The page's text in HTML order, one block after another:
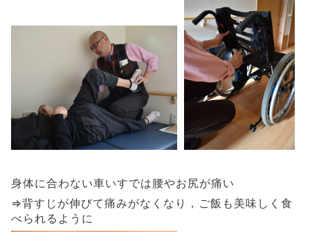
身体に合わない車いすでは腰やお尻が痛い
⇒背すじが伸びて痛みがなくなり，ご飯も美味しく食
べられるように